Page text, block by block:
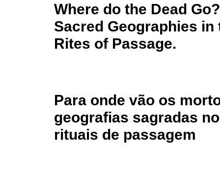
Where do the Dead
Sacred Geographies
Rites of Passage.
Para onde vão os
geografias sagradas
rituais de passagem